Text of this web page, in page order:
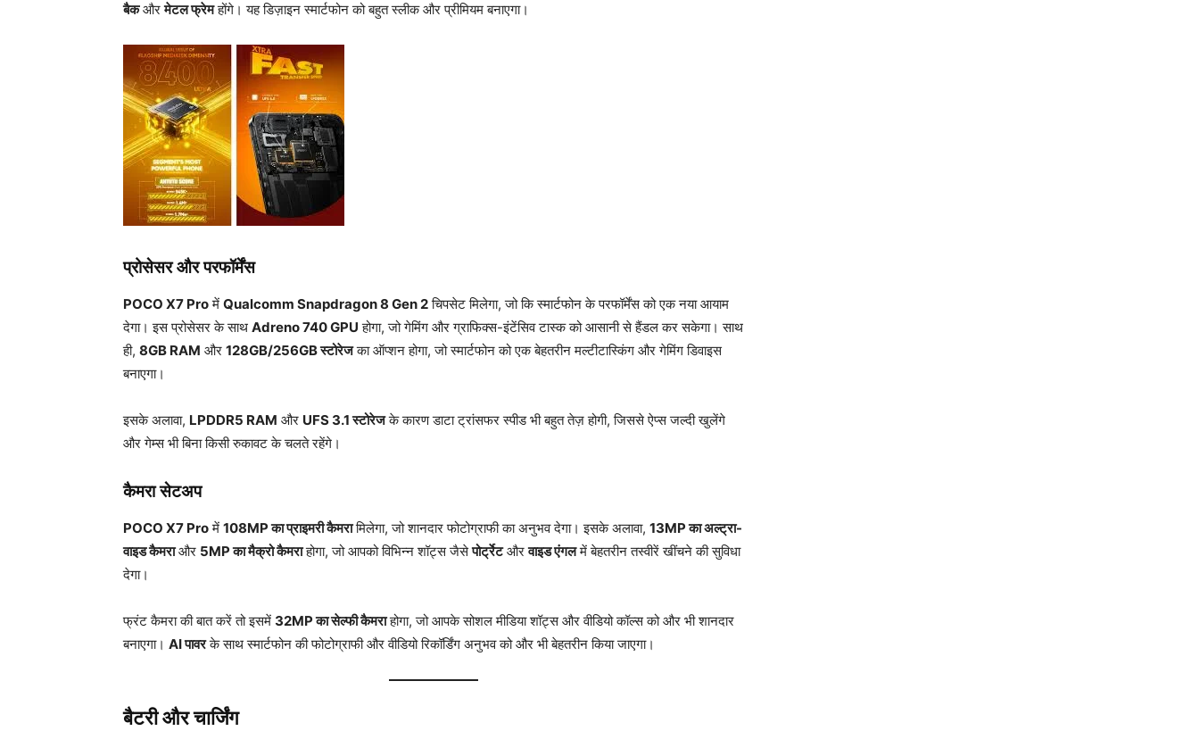
बैकऔरमेटल फ्रेमहोंगे। यह डिज़ाइन स्मार्टफोन को बहुत स्लीक और प्रीमियम बनाएगा।
प्रोसेसर और परफॉर्मेंस
POCO X7 Proमें Qualcomm Snapdragon 8 Gen 2चिपसेट मिलेगा, जो कि स्मार्टफोन के परफॉर्मेंस को एक नया आयाम
देगा। इस प्रोसेसर के साथ Adreno 740 GPU होगा, जो गेमिंग और ग्राफिक्स-इंटेंसिव टास्क को आसानी से हैंडल कर सकेगा। साथ
ही, 8GB RAM और 128GB/256GB स्टोरेजका ऑप्शन होगा, जो स्मार्टफोन को एक बेहतरीन मल्टीटास्किंग और गेमिंग डिवाइस
बनाएगा।
इसके अलावा, LPDDR5 RAM और UFS 3.1 स्टोरेजके कारण डाटा ट्रांसफर स्पीड भी बहुत तेज़ होगी, जिससे ऐप्स जल्दी खुलेंगे
और गेम्स भी बिना किसी रुकावट के चलते रहेंगे।
कैमरा सेटअप
POCO X7 Proमें 108MP का प्राइमरी कैमरामिलेगा, जो शानदार फोटोग्राफी का अनुभव देगा। इसके अलावा, 13MP का अल्ट्रा-
वाइड कैमराऔर 5MP का मैक्रो कैमराहोगा, जो आपको विभिन्न शॉट्स जैसेपोर्ट्रेटऔरवाइड एंगलमें बेहतरीन तस्वीरें खींचने की सुविधा
देगा।
फ्रंट कैमरा की बात करें तो इसमें 32MP का सेल्फी कैमराहोगा, जो आपके सोशल मीडिया शॉट्स और वीडियो कॉल्स को और भी शानदार
बनाएगा। AI पावरके साथ स्मार्टफोन की फोटोग्राफी और वीडियो रिकॉर्डिंग अनुभव को और भी बेहतरीन किया जाएगा।
बैटरी और चार्जिंग